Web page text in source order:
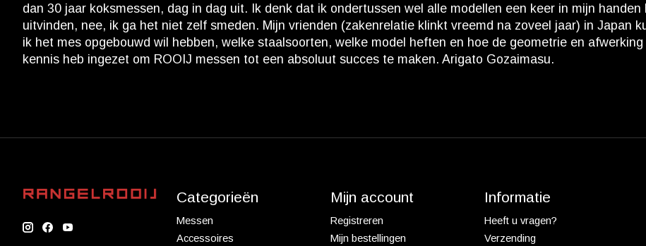
dan 30 jaar koksmessen, dag in dag uit. Ik denk dat ik ondertussen wel alle modellen een keer in mijn
uitvinden, nee, ik ga het niet zelf smeden. Mijn vrienden (zakenrelatie klinkt vreemd na zoveel jaar) in Japan
ik het mes opgebouwd wil hebben, welke staalsoorten, welke model heften en hoe de geometrie en
kennis heb ingezet om ROOIJ messen tot een absoluut succes te maken. Arigato Gozaimasu.
Categorieën
Messen
Accessoires
Mijn account
Registreren
Mijn bestellingen
Informatie
Heeft u vragen?
Verzending